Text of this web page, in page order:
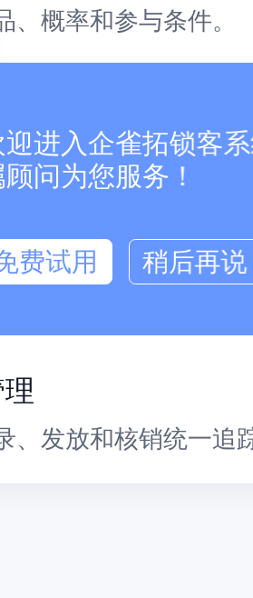
、概率和参与条件。
励参与、转发和邀请
、发放和核销统一追
迎进入企雀拓锁客
顾问为您服务！
费试用 稍后再说